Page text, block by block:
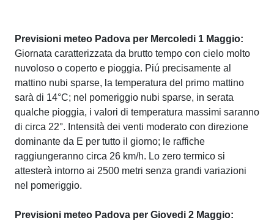
Previsioni meteo Padova per Mercoledi 1 Maggio:
Giornata caratterizzata da brutto tempo con cielo molto
nuvoloso o coperto e pioggia. Piú precisamente al
mattino nubi sparse, la temperatura del primo mattino
sarà di 14°C; nel pomeriggio nubi sparse, in serata
qualche pioggia, i valori di temperatura massimi saranno
di circa 22°. Intensità dei venti moderato con direzione
dominante da E per tutto il giorno; le raffiche
raggiungeranno circa 26 km/h. Lo zero termico si
attesterà intorno ai 2500 metri senza grandi variazioni
nel pomeriggio.
Previsioni meteo Padova per Giovedi 2 Maggio: